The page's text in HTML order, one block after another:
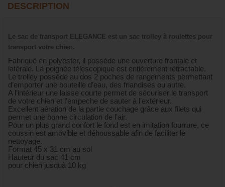
DESCRIPTION
Le sac de transport ELEGANCE est un sac trolley à roulettes pour
transport votre chien.
Fabriqué en polyester, il possède une ouverture frontale et
latérale. La poignée télescopique est entièrement rétractable.
Le trolley possède au dos 2 poches de rangements permettant
d’emporter une bouteille d’eau, des friandises ou autre.
A l’intérieur une laisse courte permet de sécuriser le transport
de votre chien et l’empeche de sauter à l’extérieur.
Excellent aération de la partie couchage grâce aux filets qui
permet une bonne circulation de l’air.
Pour un plus grand confort le fond est en imitation fourrure, ce
coussin est amovible et déhoussable afin de faciliter le
nettoyage.
Format 45 x 31 cm au sol
Hauteur du sac 41 cm
pour chien jusquà 10 kg